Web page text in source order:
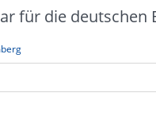
für die deutschen